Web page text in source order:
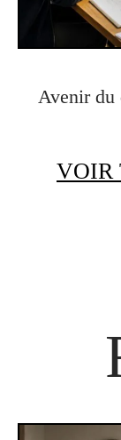
Avenir du
VOIR